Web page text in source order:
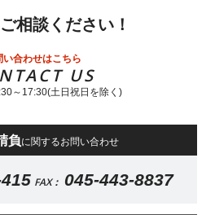
相談ください！
い合わせはこちら
US
～17:30(土日祝日を除く)
負に関するお問い合わせ
FAX： 045-443-8837